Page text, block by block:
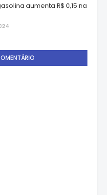
aumenta R$ 0,15 na